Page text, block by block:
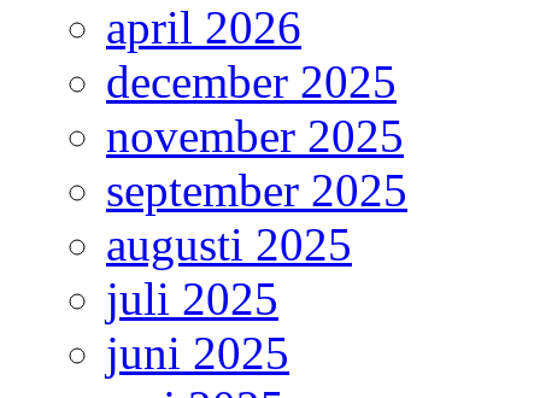
april 2026
december 2025
november 2025
september 2025
augusti 2025
juli 2025
juni 2025